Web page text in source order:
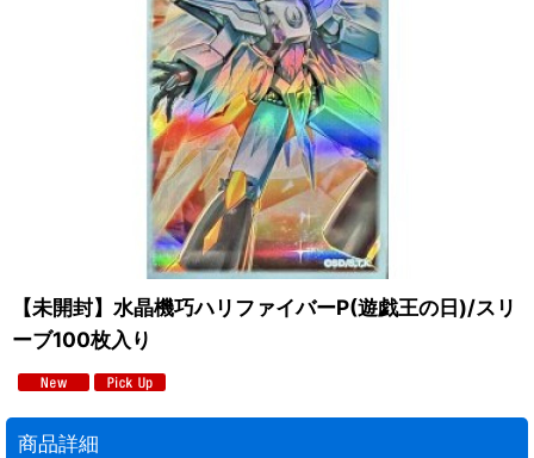
【未開封】水晶機巧ハリファイバーP(遊戯王の日)/スリ
ーブ100枚入り
商品詳細